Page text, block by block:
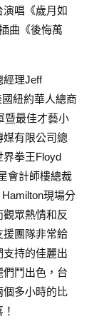
唱《歲月如
曲《後悔萬
經理Jeff
紐約華人總商
暨最佳才藝小
有限公司總
界拳王Floyd
會計師樓總裁
現場分
眾熱情和反
援團隊非常給
持的佳麗出
鬥出色，台
個多小時的比